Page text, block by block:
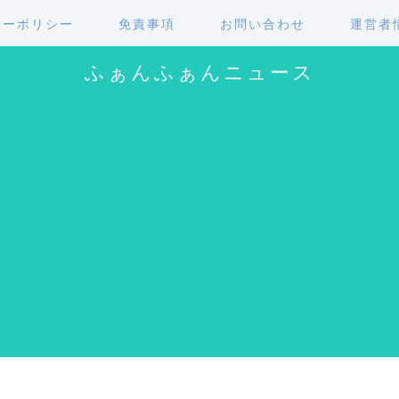
ポリシー 免責事項 お問い合わせ 運営者
ふぁんふぁんニュース